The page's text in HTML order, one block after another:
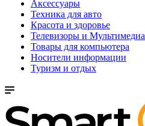
Аксессуары
Техника для авто
Красота и здоровье
Телевизоры и Мультимедиа
Товары для компьютера
Носители информации
Туризм и отдых